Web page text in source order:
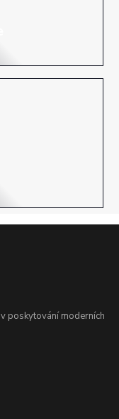
poskytování moderních